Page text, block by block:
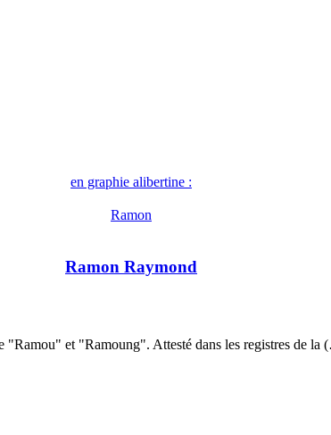
en graphie alibertine :
Ramon
Ramon Raymond
"Ramou" et "Ramoung". Attesté dans les registres de la